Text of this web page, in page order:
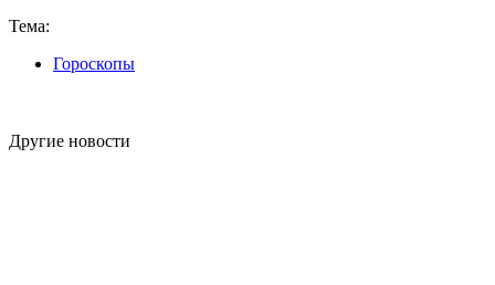
Тема:
Гороскопы
Другие новости